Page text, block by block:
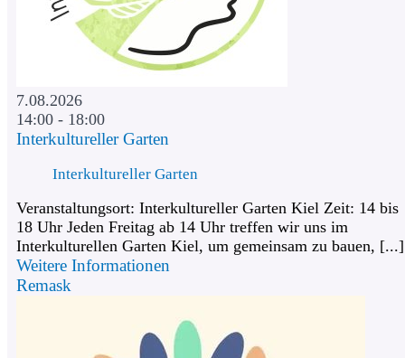
7.08.2026
14:00 - 18:00
Interkultureller Garten
Interkultureller Garten
Veranstaltungsort: Interkultureller Garten Kiel Zeit: 14 bis
18 Uhr Jeden Freitag ab 14 Uhr treffen wir uns im
Interkulturellen Garten Kiel, um gemeinsam zu bauen, [...]
Weitere Informationen
Remask